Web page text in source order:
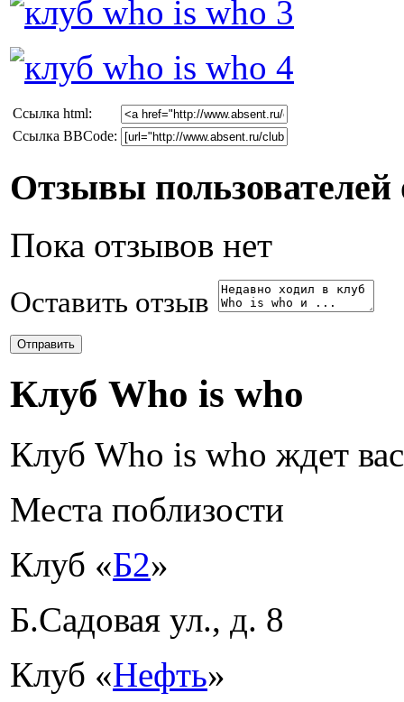
Cсылка html:
Ссылка BBCode:
Отзывы пользователей
Пока отзывов нет
Оставить отзыв
Клуб Who is who
Клуб Who is who ждет
Места поблизости
Клуб «Б2»
Б.Садовая ул., д. 8
Клуб «Нефть»